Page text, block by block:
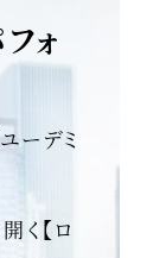
ォ
ーデミ
く【ロ